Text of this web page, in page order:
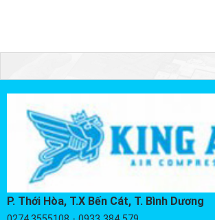
P. Thới Hòa, T.X Bến Cát, T. Bình Dương